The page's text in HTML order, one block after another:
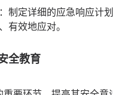
：制定详细的应急响应计
有效地应对。
全教育